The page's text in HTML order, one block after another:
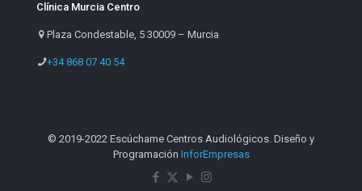
Clínica Murcia Centro
Plaza Condestable, 5 30009 – Murcia
+34 868 07 40 54
© 2019-2022 Escúchame Centros Audiológicos. Diseño y
Programación InforEmpresas